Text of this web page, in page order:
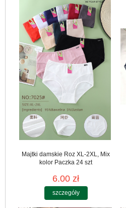
Majtki damskie Roz XL-2XL, Mix
kolor Paczka 24 szt
6.00 zł
szczegóły